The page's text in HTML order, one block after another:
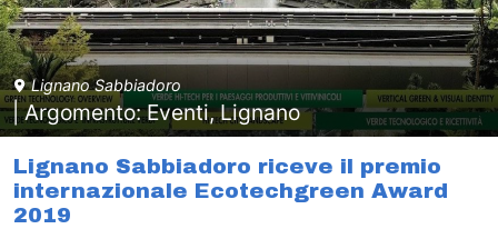
Lignano Sabbiadoro
| Argomento: Eventi, Lignano
Lignano Sabbiadoro riceve il premio
internazionale Ecotechgreen Award
2019